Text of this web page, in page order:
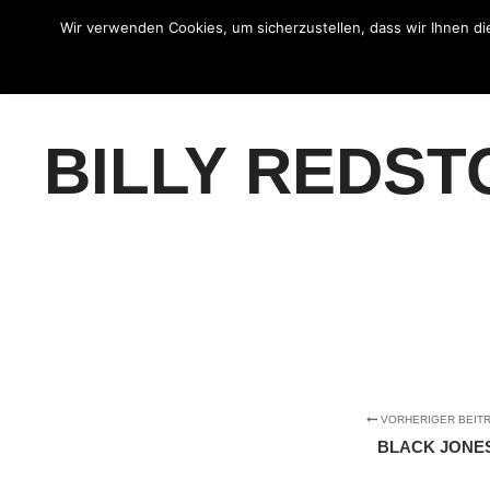
BILLY
VORHERIGER
BLACK
Wir verwenden Cookies, um sicherzustellen, dass wir Ihnen